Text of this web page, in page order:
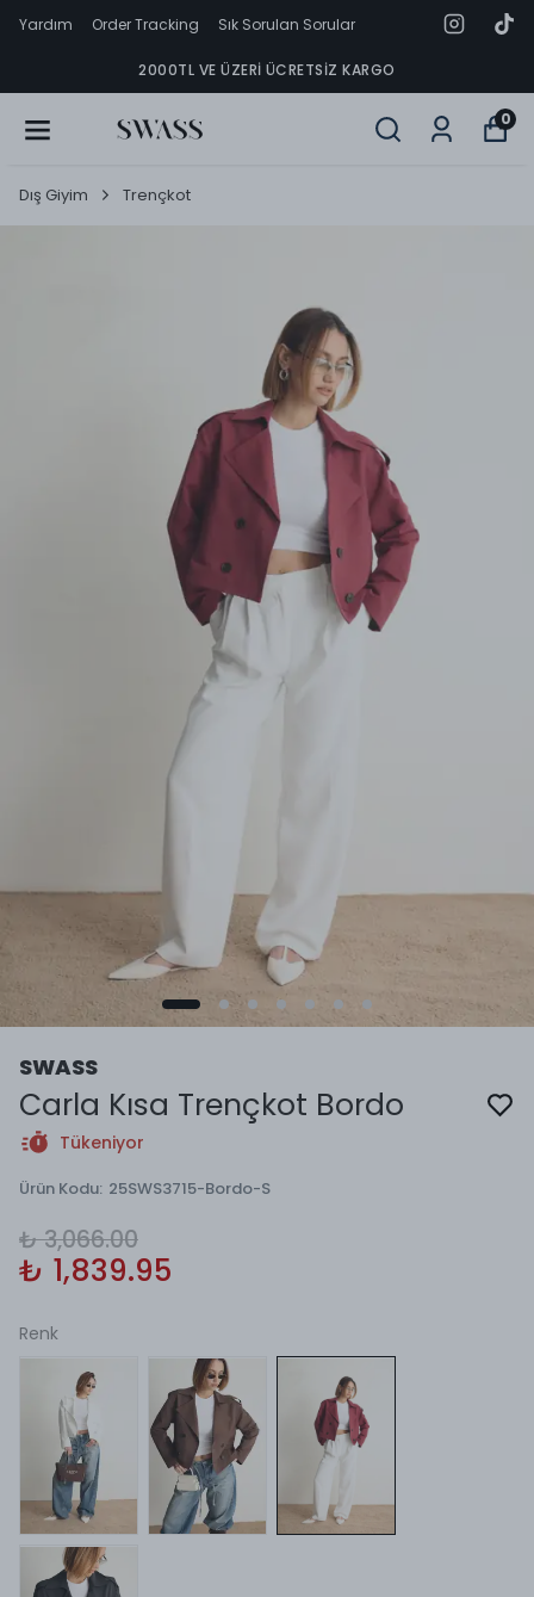
Yardım Order Tracking Sık Sorulan Sorular
2000TL VE ÜZERI ÜCRETSIZ KARGO
0
Dış Giyim Trençkot
SWASS
Carla Kısa Trençkot Bordo
Tükeniyor
Ürün Kodu: 25SWS3715-Bordo-S
₺ 3,066.00
₺ 1,839.95
Renk